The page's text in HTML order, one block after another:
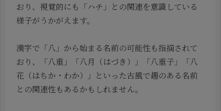
おり、視覚的にも「ハチ」との関連を意識している
様子がうかがえます。
漢字で「八」から始まる名前の可能性も指摘されて
おり、「八重」「八月（はづき）」「八重子」「八
花（はちか・わか）」といった古風で趣のある名前
との関連性もあるかもしれません。